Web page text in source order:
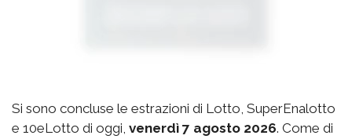
Si sono concluse le estrazioni di Lotto, SuperEnalotto
e 10eLotto di oggi, venerdì 7 agosto 2026. Come di